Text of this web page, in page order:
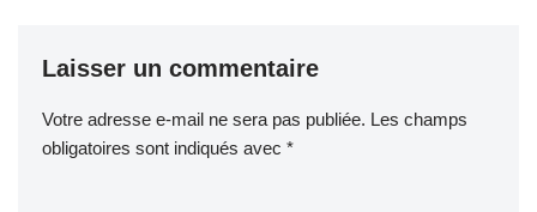
Laisser un commentaire
Votre adresse e-mail ne sera pas publiée. Les champs
obligatoires sont indiqués avec *